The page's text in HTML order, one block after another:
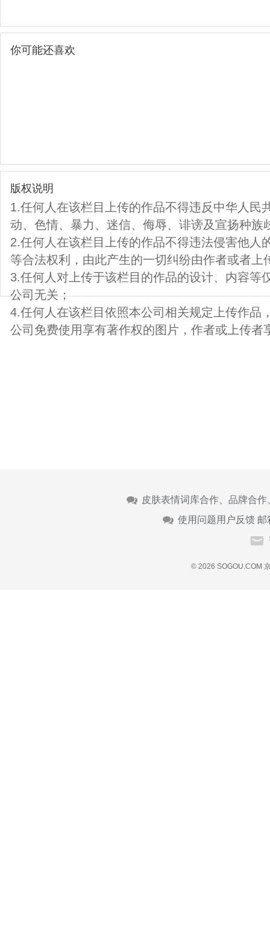
你可能还喜欢
版权说明
1.任何人在该栏目上传的作品不得违反中华人民
动、色情、暴力、迷信、侮辱、诽谤及宣扬种族
2.任何人在该栏目上传的作品不得违法侵害他人
等合法权利，由此产生的一切纠纷由作者或者上
3.任何人对上传于该栏目的作品的设计、内容等
公司无关；
4.任何人在该栏目依照本公司相关规定上传作品
公司免费使用享有著作权的图片，作者或上传者
皮肤表情词库合作、品牌合
使用问题用户反馈 邮
© 2026 SOGOU.COM